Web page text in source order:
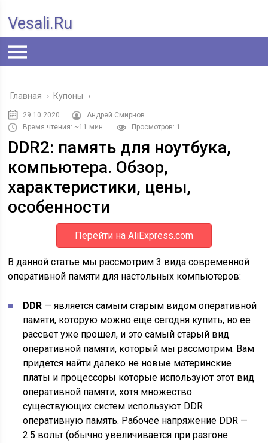
Vesali.ru
Главная › Купоны ›
29.10.2020
Андрей Смирнов
Время чтения: ~11 мин.
Просмотров: 1
DDR2: память для ноутбука,
компьютера. Обзор,
характеристики, цены,
особенности
Перейти на AliExpress.com
В данной статье мы рассмотрим 3 вида современной
оперативной памяти для настольных компьютеров:
DDR — является самым старым видом оперативной
памяти, которую можно еще сегодня купить, но ее
рассвет уже прошел, и это самый старый вид
оперативной памяти, который мы рассмотрим. Вам
придется найти далеко не новые материнские
платы и процессоры которые используют этот вид
оперативной памяти, хотя множество
существующих систем используют DDR
оперативную память. Рабочее напряжение DDR —
2.5 вольт (обычно увеличивается при разгоне